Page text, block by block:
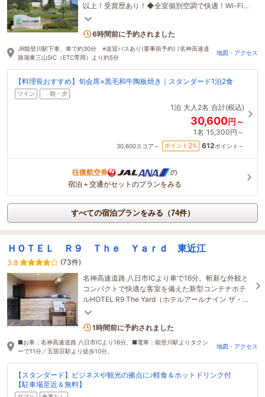
以上！受賞歴あり！◆全室個別空調で快適！Wi-Fiと
空気清浄機も完備！◆露天風呂付き大浴場も好評♪
3名がこの宿を見ています
6時間前に予約されました
JR能登川駅下車、車で約30分 ※送迎バスあり(要事前予約) /名神高速道
路湖東三山SIC（ETC専用）より約5分
地図・アクセス
【料理長おすすめ】旬会席×黒毛和牛陶板焼き｜スタンダード1泊2食
ツイン 朝・夕
1泊 大人2名 合計(税込)
30,600円～
1名 15,300円～
30,600スコア～ ポイント 2% 612ポイント～
往復航空券
の
宿泊＋交通がセットのプランをみる
すべての宿泊プランをみる（74件）
ＨＯＴＥＬ Ｒ９ Ｔｈｅ Ｙａｒｄ 東近江
3.8
(73件)
名神高速道路 八日市ICより車で16分。斬新な外観と
コンパクトで快適な客室を備えた新型コンテナホテ
ルHOTEL R9 The Yard（ホテルアールナイン ザ・ヤ
ード）誕生。
1名がこの宿を見ています
1時間前に予約されました
■お車：名神高速道路 八日市ICより16分。■電車：能登川駅よりタクシ
ーで11分／五箇荘駅より徒歩10分。
地図・アクセス
【スタンダード】ビジネスや観光の拠点に♪軽食＆ホットドリンク付
【駐車場至近＆無料】